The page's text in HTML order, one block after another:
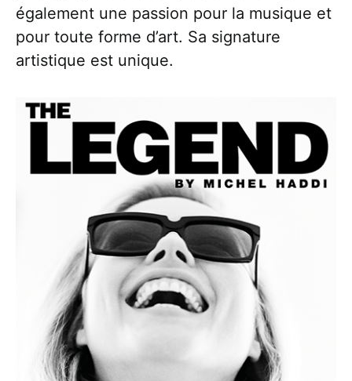
également une passion pour la musique et
pour toute forme d’art. Sa signature
artistique est unique.